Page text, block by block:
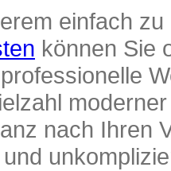
einfach
können Sie
nach Ihren